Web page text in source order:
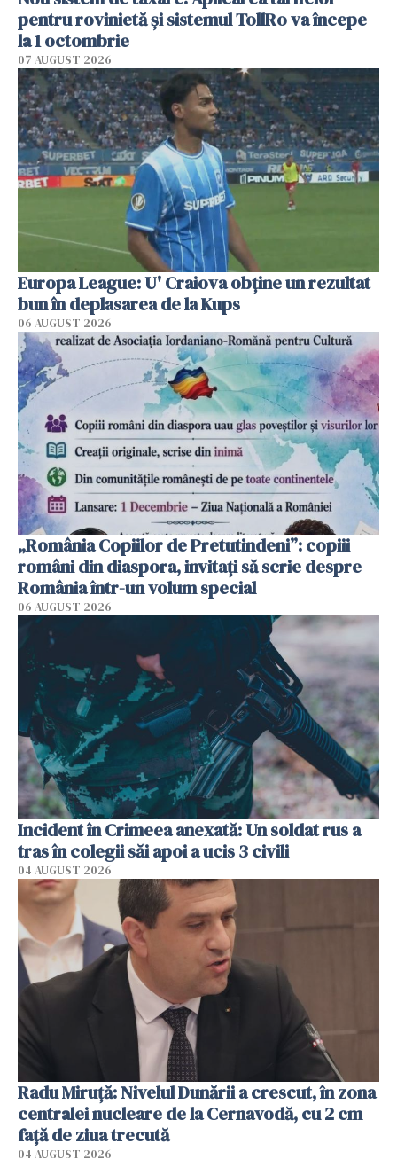
pentru rovinietă şi sistemul TollRo va începe
la 1 octombrie
07 AUGUST 2026
Europa League: U' Craiova obține un rezultat
bun în deplasarea de la Kups
06 AUGUST 2026
„România Copiilor de Pretutindeni”: copiii
români din diaspora, invitați să scrie despre
România într-un volum special
06 AUGUST 2026
Incident în Crimeea anexată: Un soldat rus a
tras în colegii săi apoi a ucis 3 civili
04 AUGUST 2026
Radu Miruţă: Nivelul Dunării a crescut, în zona
centralei nucleare de la Cernavodă, cu 2 cm
faţă de ziua trecută
04 AUGUST 2026